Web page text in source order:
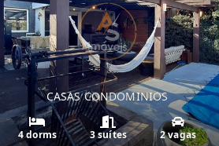
CASAS CONDOMINIOS
4 dorms 3 suítes 2 vagas